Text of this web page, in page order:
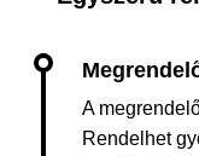
A
Rendelhet